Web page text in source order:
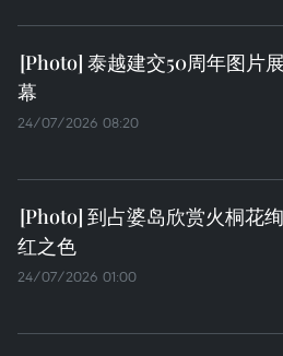
泰越建交50周年图片
幕
24/07/2026 08:20
到占婆岛欣赏火桐花
红之色
24/07/2026 01:00